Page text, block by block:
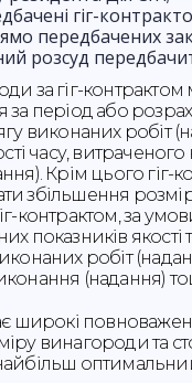
гіг-
передбачених
розсуд
за гіг-
за період або
виконаних робіт
часу, витраченого
Крім цього гіг-
збільшення
контрактом, за
показників якості
робіт
(надання)
широкі
винагороди та